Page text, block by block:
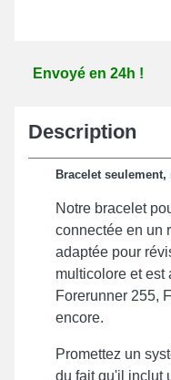
Envoyé en 24h !
Description
Bracelet
Notre bracelet
connectée en un
adaptée pour
multicolore et est
Forerunner 255,
encore.
Promettez un
du fait qu'il inclut